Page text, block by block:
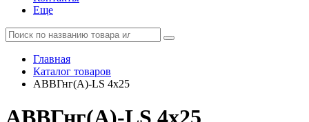
Еще
Главная
Каталог товаров
АВВГнг(А)-LS 4x25